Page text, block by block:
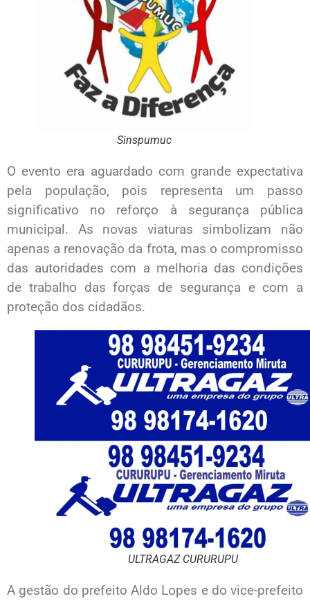
Sinspumuc
O evento era aguardado com grande expectativa
pela população, pois representa um passo
significativo no reforço à segurança pública
municipal. As novas viaturas simbolizam não
apenas a renovação da frota, mas o compromisso
das autoridades com a melhoria das condições
de trabalho das forças de segurança e com a
proteção dos cidadãos.
ULTRAGAZ CURURUPU
A gestão do prefeito Aldo Lopes e do vice-prefeito